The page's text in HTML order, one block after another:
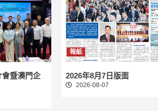
暨澳門企
報紙
2026年8月7日版面
2026-08-07